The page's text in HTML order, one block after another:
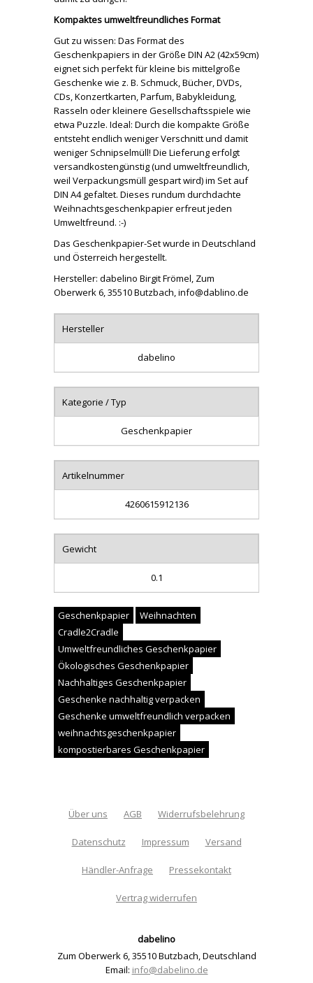
Kompaktes umweltfreundliches Format
Gut zu wissen: Das Format des
Geschenkpapiers in der Größe DIN A2 (42x59cm)
eignet sich perfekt für kleine bis mittelgroße
Geschenke wie z. B. Schmuck, Bücher, DVDs,
CDs, Konzertkarten, Parfum, Babykleidung,
Rasseln oder kleinere Gesellschaftsspiele wie
etwa Puzzle. Ideal: Durch die kompakte Größe
entsteht endlich weniger Verschnitt und damit
weniger Schnipselmüll! Die Lieferung erfolgt
versandkostengünstig (und umweltfreundlich,
weil Verpackungsmüll gespart wird) im Set auf
DIN A4 gefaltet. Dieses rundum durchdachte
Weihnachtsgeschenkpapier erfreut jeden
Umweltfreund. :-)
Das Geschenkpapier-Set wurde in Deutschland
und Österreich hergestellt.
Hersteller: dabelino Birgit Frömel, Zum
Oberwerk 6, 35510 Butzbach, info@dablino.de
Hersteller
dabelino
Kategorie / Typ
Geschenkpapier
Artikelnummer
4260615912136
Gewicht
0.1
Geschenkpapier
Weihnachten
Cradle2Cradle
Umweltfreundliches Geschenkpapier
Ökologisches Geschenkpapier
Nachhaltiges Geschenkpapier
Geschenke nachhaltig verpacken
Geschenke umweltfreundlich verpacken
weihnachtsgeschenkpapier
kompostierbares Geschenkpapier
Über uns AGB Widerrufsbelehrung
Datenschutz Impressum Versand
Händler-Anfrage Pressekontakt
Vertrag widerrufen
dabelino
Zum Oberwerk 6,35510 Butzbach,Deutschland
Email: info@dabelino.de